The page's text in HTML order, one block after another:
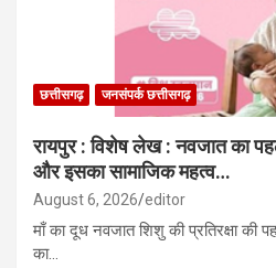
छत्तीसगढ़ जनसंपर्क छत्तीसगढ़
रायपुर : विशेष लेख : नवजात का
और इसका सामाजिक महत्व…
August 6, 2026 editor
माँ का दूध नवजात शिशु की प्रतिरक्षा की
का…